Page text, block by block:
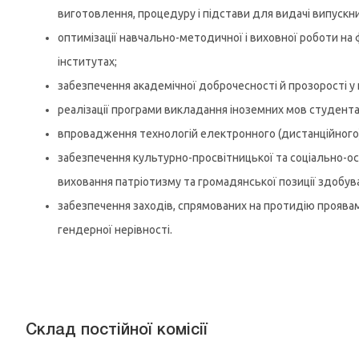
виготовлення, процедуру і підстави для видачі
оптимізації навчально-методичної і виховної роботи
інститутах;
забезпечення академічної доброчесності й прозорості
реалізації програми викладання іноземних мов
впровадження технологій електронного
забезпечення культурно-просвітницької та соціально-
виховання патріотизму та громадянської позиції
забезпечення заходів, спрямованих на протидію
гендерної нерівності.
Склад постійної комісії